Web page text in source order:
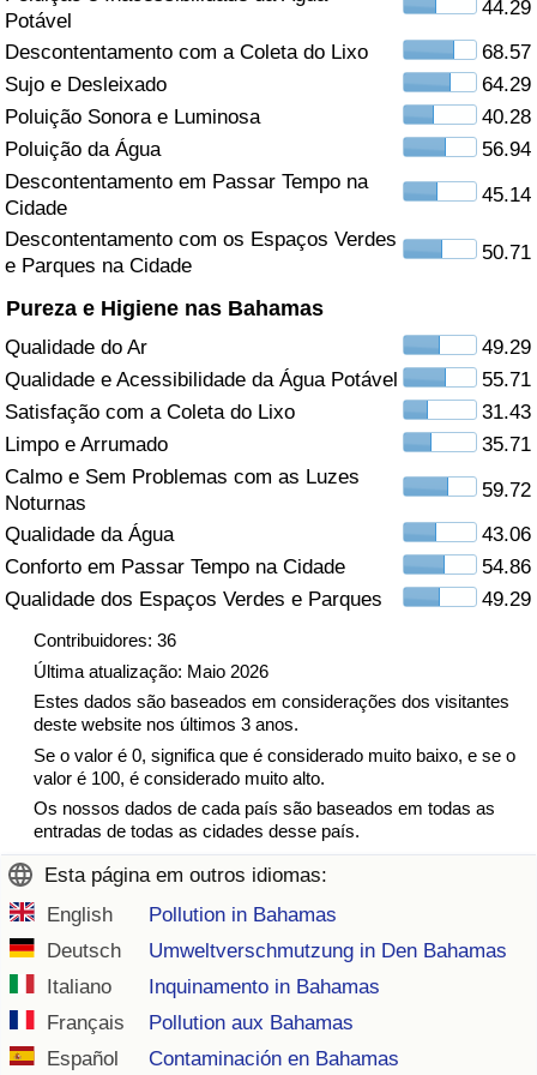
Potável
44.29
Descontentamento com a Coleta do Lixo
68.57
Sujo e Desleixado
64.29
Poluição Sonora e Luminosa
40.28
Poluição da Água
56.94
Descontentamento em Passar Tempo na
Cidade
45.14
Descontentamento com os Espaços Verdes
e Parques na Cidade
50.71
Pureza e Higiene nas Bahamas
Qualidade do Ar
49.29
Qualidade e Acessibilidade da Água Potável
55.71
Satisfação com a Coleta do Lixo
31.43
Limpo e Arrumado
35.71
Calmo e Sem Problemas com as Luzes
Noturnas
59.72
Qualidade da Água
43.06
Conforto em Passar Tempo na Cidade
54.86
Qualidade dos Espaços Verdes e Parques
49.29
Contribuidores: 36
Última atualização: Maio 2026
Estes dados são baseados em considerações dos visitantes
deste website nos últimos 3 anos.
Se o valor é 0, significa que é considerado muito baixo, e se o
valor é 100, é considerado muito alto.
Os nossos dados de cada país são baseados em todas as
entradas de todas as cidades desse país.
Esta página em outros idiomas:
English
Pollution in Bahamas
Deutsch
Umweltverschmutzung in Den Bahamas
Italiano
Inquinamento in Bahamas
Français
Pollution aux Bahamas
Español
Contaminación en Bahamas
Saúde
Indicador de Saúde (Atual)
Indicador de Saúde
Indicador de Saúde por País
Indicador de Poluição (Atual)
Índice de poluição
Indicador de Poluição por País
Trânsito
Indicador de Trânsito
Indicador de Trânsito (Atual)
Indicador de Trânsito por País